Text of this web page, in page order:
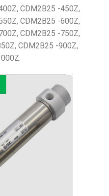
CDM2B25 -450Z,
CDM2B25 -600Z,
CDM2B25 -750Z,
CDM2B25 -900Z,